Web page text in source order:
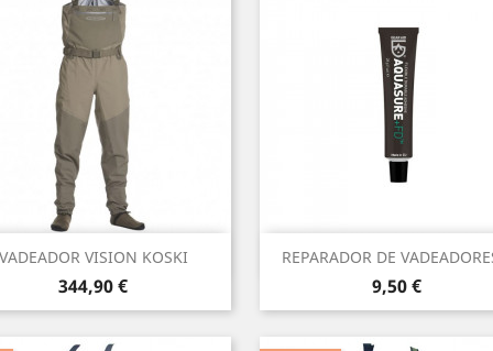
VADEADOR VISION KOSKI
Precio
344,90 €
Vista rápida REPARADOR DE
Precio
9,50 €
Vista rápida